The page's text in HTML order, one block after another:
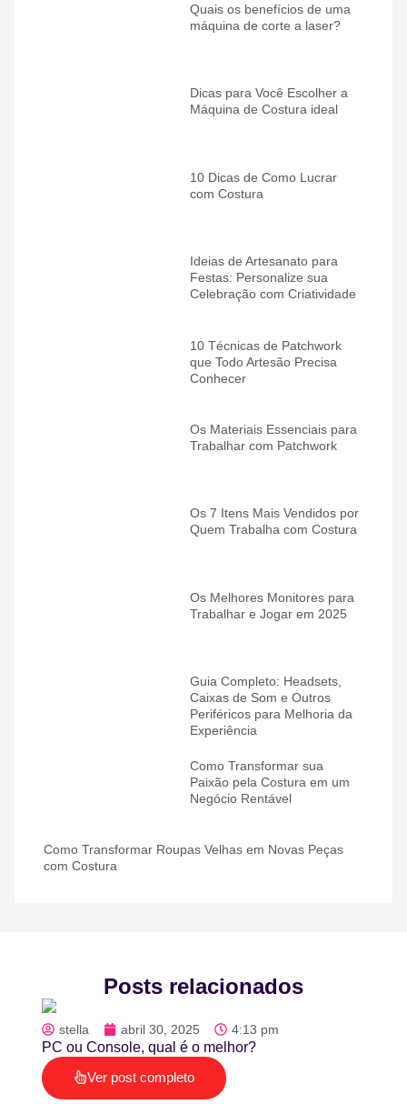
Quais os benefícios de uma
máquina de corte a laser?
Dicas para Você Escolher a
Máquina de Costura ideal
10 Dicas de Como Lucrar
com Costura
Ideias de Artesanato para
Festas: Personalize sua
Celebração com Criatividade
10 Técnicas de Patchwork
que Todo Artesão Precisa
Conhecer
Os Materiais Essenciais para
Trabalhar com Patchwork
Os 7 Itens Mais Vendidos por
Quem Trabalha com Costura
Os Melhores Monitores para
Trabalhar e Jogar em 2025
Guia Completo: Headsets,
Caixas de Som e Outros
Periféricos para Melhoria da
Experiência
Como Transformar sua
Paixão pela Costura em um
Negócio Rentável
Como Transformar Roupas Velhas em Novas Peças
com Costura
Posts relacionados
stella abril 30, 2025 4:13 pm
PC ou Console, qual é o melhor?
Ver post completo